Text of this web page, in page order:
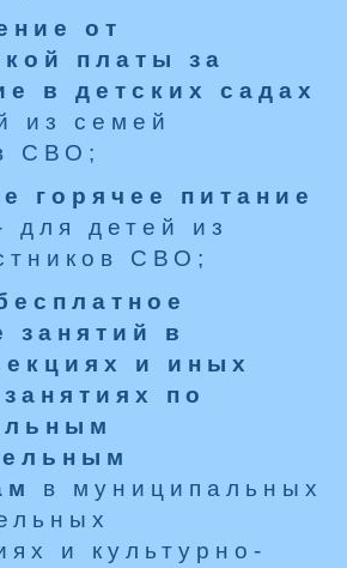
от
платы за
в детских садах
из семей
СВО;
горячее питание
для детей из
СВО;
занятий в
и иных
по
в муниципальных
и культурно-